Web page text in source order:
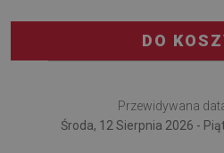
DO
Przewidywana
Środa, 12 Sierpnia 2026 -